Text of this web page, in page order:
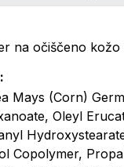
na očiščeno
Mays (Corn)
Oleyl
Copolymer,